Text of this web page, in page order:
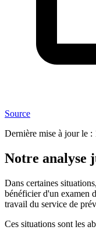
Source
Dernière mise à jour le :
Notre analyse
Dans certaines
bénéficier d'un examen
travail du service de
Ces situations sont les